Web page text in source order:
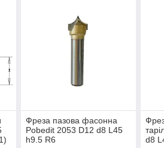
Фреза пазова фасонна
Pobedit 2053 D12 d8 L45
h9.5 R6
d8